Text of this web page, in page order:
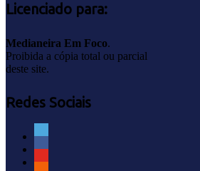
Licenciado para:
Medianeira Em Foco.
Proibida a cópia total ou parcial
deste site.
Redes Sociais